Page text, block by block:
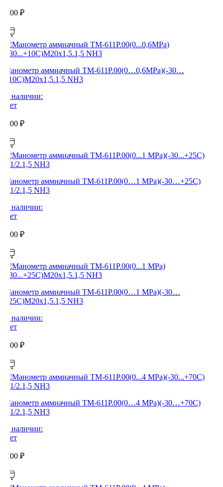
0,00 ₽
Манометр аммиачный ТМ-611Р.00(0…0,6MPa)(-30…
+10C)М20х1,5.1,5 NH3
В наличии:
Нет
0,00 ₽
Манометр аммиачный ТМ-611Р.00(0…1 MPa)(-30…+25C)
G1/2.1,5 NH3
В наличии:
Нет
0,00 ₽
Манометр аммиачный ТМ-611Р.00(0…1 MPa)(-30…
+25C)М20х1,5.1,5 NH3
В наличии:
Нет
0,00 ₽
Манометр аммиачный ТМ-611Р.00(0…4 MPa)(-30…+70C)
G1/2.1,5 NH3
В наличии:
Нет
0,00 ₽